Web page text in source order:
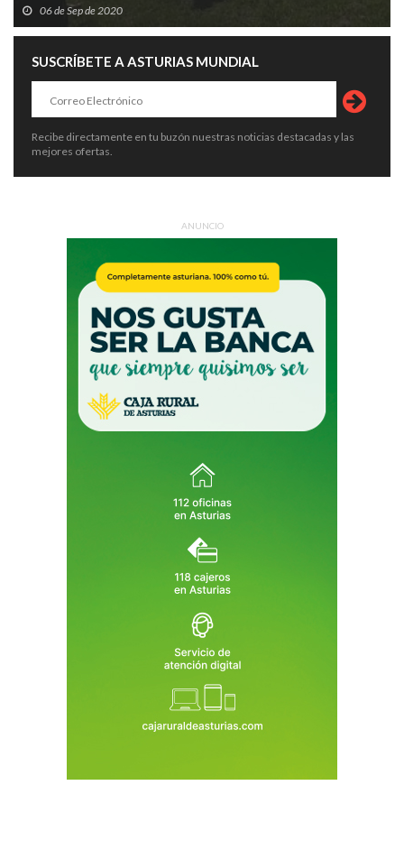
06 de Sep de 2020
SUSCRÍBETE A ASTURIAS MUNDIAL
Recibe directamente en tu buzón nuestras noticias destacadas y las
mejores ofertas.
ANUNCIO